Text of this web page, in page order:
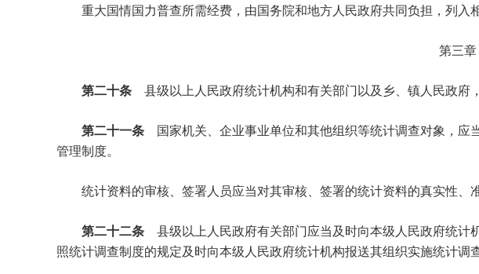
重大国情国力普查所需经费，由国务院和地方人民政府共同负担，列入
第三
第二十条 县级以上人民政府统计机构和有关部门以及乡、镇人民政府
第二十一条
国家机关、企业事业单位和其他组织等统计调查对象，
管理制度。
统计资料的审核、签署人员应当对其审核、签署的统计资料的真实性、准
第二十二条 县级以上人民政府有关部门应当及时向本级人民政府统
照统计调查制度的规定及时向本级人民政府统计机构报送其组织实施统计调